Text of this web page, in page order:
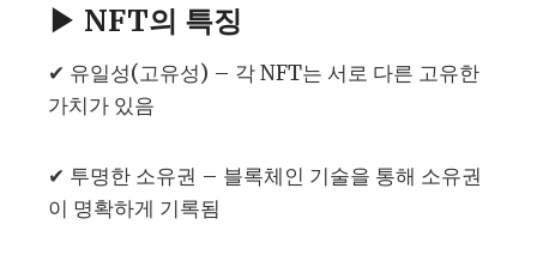
▶ NFT의 특징
✔ 유일성(고유성) – 각 NFT는 서로 다른 고유한
가치가 있음
✔ 투명한 소유권 – 블록체인 기술을 통해 소유권
이 명확하게 기록됨